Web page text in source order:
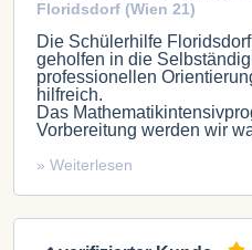
Floridsdorf (Wien 21)
Die Schülerhilfe
geholfen in die
professionellen
hilfreich.
Das
Vorbereitung werden wir
» Weiterlesen